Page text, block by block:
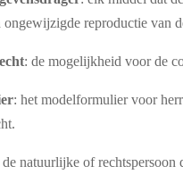
ongewijzigde reproductie van
: de mogelijkheid voor de
: het modelformulier voor
natuurlijke of rechtspersoon